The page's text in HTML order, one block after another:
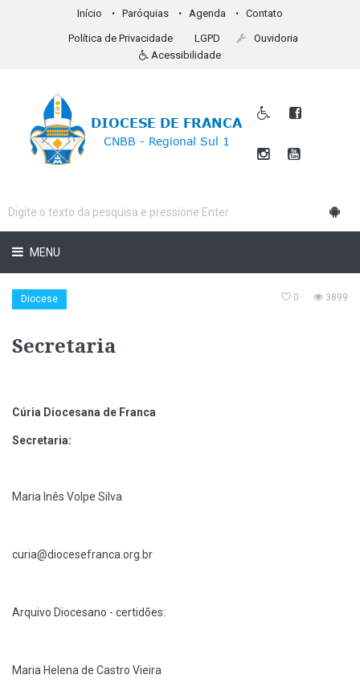
Início Paróquias Agenda Contato
Política de Privacidade LGPD
Ouvidoria
Acessibilidade
MENU
Diocese 0 3899
Secretaria
Cúria Diocesana de Franca
Secretaria:
Maria Inês Volpe Silva
curia@diocesefranca.org.br
Arquivo Diocesano - certidões:
Maria Helena de Castro Vieira